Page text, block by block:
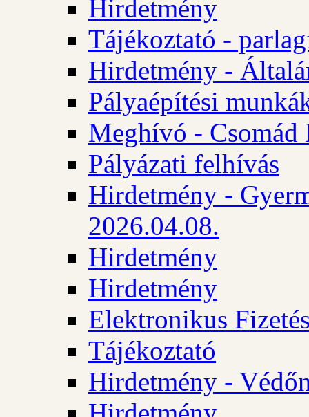
Hirdetmény
Tájékoztató -
Hirdetmény -
Pályaépítési
Meghívó - Csomád
Pályázati felhívás
Hirdetmény -
2026.04.08.
Hirdetmény
Hirdetmény
Elektronikus
Tájékoztató
Hirdetmény -